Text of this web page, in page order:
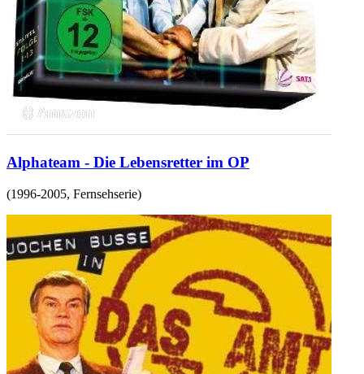
Alphateam - Die Lebensretter im OP
(1996-2005, Fernsehserie)